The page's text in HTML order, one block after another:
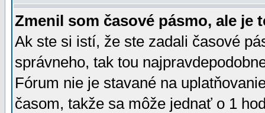
Zmenil som časové pásmo, ale je
Ak ste si istí, že ste zadali časové
správneho, tak tou
Fórum nie je stavané na
časom, takže sa môže jednať o 1